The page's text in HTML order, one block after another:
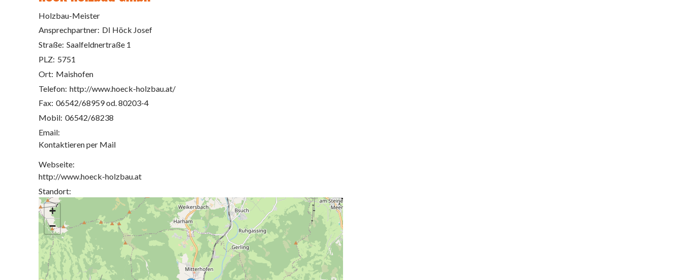
Holzbau-Meister
Ansprechpartner: DI Höck Josef
Straße: Saalfeldnertraße 1
PLZ: 5751
Ort: Maishofen
Telefon: http://www.hoeck-holzbau.at/
Fax: 06542/68959 od. 80203-4
Mobil: 06542/68238
Email:
Kontaktieren per Mail
Webseite:
http://www.hoeck-holzbau.at
Standort:
+
−